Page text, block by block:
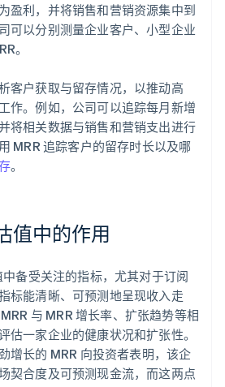
盈利，并将销售和营销资源集中到
可以分别测量企业客户、小型企业
。
客户获取与留存情况，以推动高
作。例如，公司可以追踪每月新增
将相关数据与销售和营销支出进行
MRR 追踪客户的留存时长以及哪
。
值中的作用
备受关注的指标，尤其对于订阅
标能清晰、可预测地呈现收入走
与 MRR 增长率、扩张趋势等相
估一家企业的健康状况和扩张性。
增长的 MRR 向投资者表明，该企
契合度及可预测现金流，而这两点